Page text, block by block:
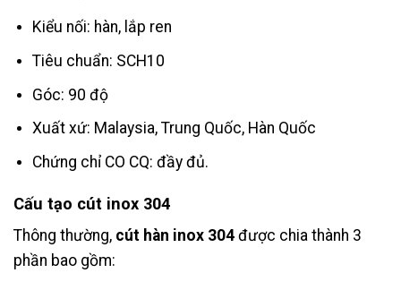
Kiểu nối: hàn, lắp ren
Tiêu chuẩn: SCH10
Góc: 90 độ
Xuất xứ: Malaysia, Trung Quốc, Hàn Quốc
Chứng chỉ CO CQ: đầy đủ.
Cấu tạo cút inox 304
Thông thường, cút hàn inox 304 được chia thành 3
phần bao gồm: